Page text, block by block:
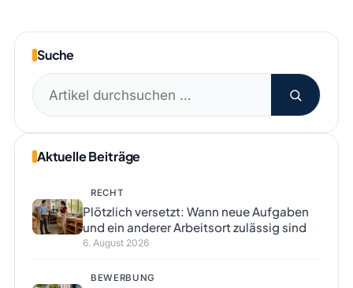
Suche
Suchen
nach:
Aktuelle Beiträge
RECHT
Plötzlich versetzt: Wann neue Aufgaben
und ein anderer Arbeitsort zulässig sind
6. August 2026
BEWERBUNG